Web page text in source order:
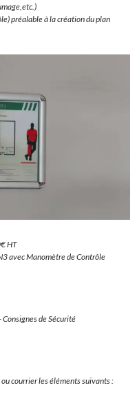
préalable à la création du plan
HT
avec Manomètre de Contrôle
de Sécurité
courrier les éléments suivants :